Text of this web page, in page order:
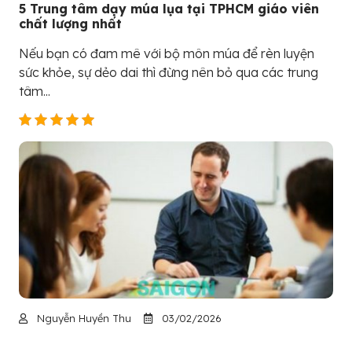
5 Trung tâm dạy múa lụa tại TPHCM giáo viên
chất lượng nhất
Nếu bạn có đam mê với bộ môn múa để rèn luyện
sức khỏe, sự dẻo dai thì đừng nên bỏ qua các trung
tâm...
Nguyễn Huyền Thu 03/02/2026